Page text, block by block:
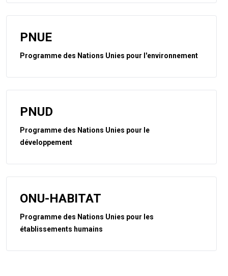
PNUE
Programme des Nations Unies pour l'environnement
PNUD
Programme des Nations Unies pour le
développement
ONU-HABITAT
Programme des Nations Unies pour les
établissements humains